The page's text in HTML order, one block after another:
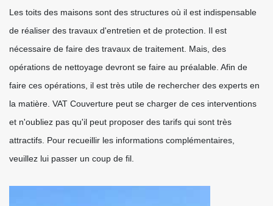
Les toits des maisons sont des structures où il est indispensable
de réaliser des travaux d'entretien et de protection. Il est
nécessaire de faire des travaux de traitement. Mais, des
opérations de nettoyage devront se faire au préalable. Afin de
faire ces opérations, il est très utile de rechercher des experts en
la matière. VAT Couverture peut se charger de ces interventions
et n'oubliez pas qu'il peut proposer des tarifs qui sont très
attractifs. Pour recueillir les informations complémentaires,
veuillez lui passer un coup de fil.